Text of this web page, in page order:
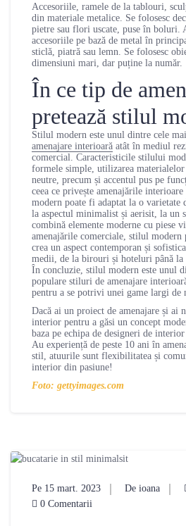
Accesoriile, ramele de la tablouri,
din materiale metalice. Se folosesc
pietre sau flori uscate, puse în boluri.
accesoriile pe bază de metal în
sticlă, piatră sau lemn. Se folosesc
dimensiuni mari, dar puține la număr.
În ce tip de
pretează stilul
Stilul modern este unul dintre cele
amenajare interioară atât în mediul
comercial. Caracteristicile stilului
formele simple, utilizarea
neutre, precum și accentul pus pe
ceea ce privește amenajările
modern poate fi adaptat la o varietate
la aspectul minimalist și aerisit, la un
combină elemente moderne cu piese
amenajările comerciale, stilul
crea un aspect contemporan și
medii, de la birouri și hoteluri până la
În concluzie, stilul modern este unul
populare stiluri de amenajare
pentru a se potrivi unei game largi de
Dacă ai un proiect de amenajare și ai
interior pentru a găsi un concept
baza pe echipa de designeri de
Au experiență de peste 10 ani în
stil, atuurile sunt flexibilitatea și
interior din pasiune!
Foto: gettyimages.com
Pe 15 mart. 2023 De ioana
0 Comentarii